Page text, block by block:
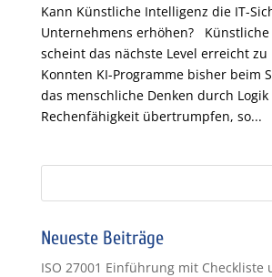
Kann Künstliche Intelligenz die IT-
Unternehmens erhöhen?
scheint das nächste Level erreicht zu
Konnten KI-Programme bisher beim
das menschliche Denken durch
Rechenfähigkeit übertrumpfen, so...
Neueste Beiträge
ISO 27001 Einführung mit Checkliste